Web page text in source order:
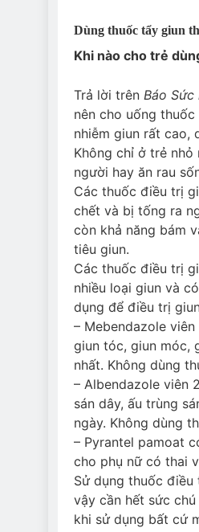
Dùng thuốc tẩy giun
Khi nào cho trẻ
Trả lời trên Báo
nên cho uống
nhiễm giun rất cao,
Không chỉ ở trẻ nhỏ
người hay ăn rau
Các thuốc điều trị
chết và bị tống ra
còn khả năng bám
tiêu giun.
Các thuốc điều trị
nhiều loại giun và
dụng để điều trị
– Mebendazole
giun tóc, giun móc,
nhất. Không dùng
– Albendazole viên
sán dây, ấu trùng
ngày. Không dùng
– Pyrantel pamoat
cho phụ nữ có thai
Sử dụng thuốc
vậy cần hết sức
khi sử dụng bất cứ